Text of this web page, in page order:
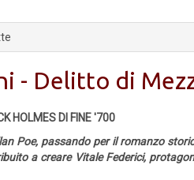
- Delitto di
HOLMES DI FINE '700
Poe, passando per il romanzo
a creare Vitale Federici,